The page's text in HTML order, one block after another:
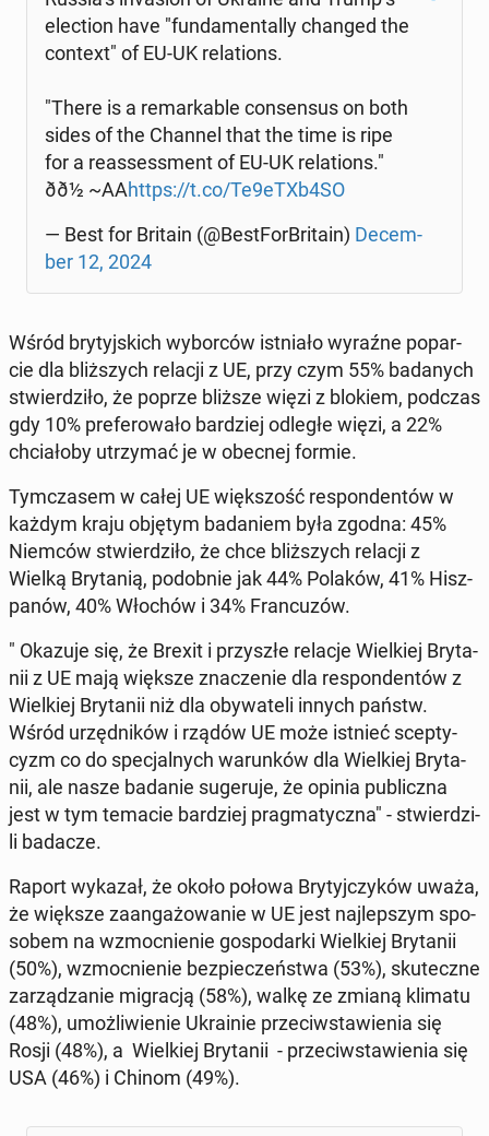
elec­tion have "fun­da­men­tal­ly changed the
context" of EU-UK re­la­tions.
"There is a re­mar­ka­ble con­sen­sus on both
sides of the Channel that the time is ripe
for a re­as­ses­sment of EU-UK re­la­tions."
ðð½ ~AAhttps://t.co/Te9eTXb4SO
— Best for Britain (@Be­st­For­Bri­ta­in) De­cem­
ber 12, 2024
Wśród bry­tyj­skich wy­bor­ców ist­nia­ło wyraźne po­par­
cie dla bliż­szych relacji z UE, przy czym 55% ba­da­nych
stwier­dzi­ło, że poprze bliższe więzi z blokiem, podczas
gdy 10% pre­fe­ro­wa­ło bar­dziej odległe więzi, a 22%
chcia­ło­by utrzy­mać je w obecnej formie.
Tym­cza­sem w całej UE więk­szość re­spon­den­tów w
każdym kraju objętym ba­da­niem była zgodna: 45%
Niemców stwier­dzi­ło, że chce bliż­szych relacji z
Wielką Bry­ta­nią, po­dob­nie jak 44% Polaków, 41% Hisz­
pa­nów, 40% Włochów i 34% Fran­cu­zów.
" Okazuje się, że Brexit i przy­szłe relacje Wiel­kiej Bry­ta­
nii z UE mają większe zna­cze­nie dla re­spon­den­tów z
Wiel­kiej Bry­ta­nii niż dla oby­wa­te­li innych państw.
Wśród urzęd­ni­ków i rządów UE może istnieć scep­ty­
cyzm co do spe­cjal­nych wa­run­ków dla Wiel­kiej Bry­ta­
nii, ale nasze badanie su­ge­ru­je, że opinia pu­blicz­na
jest w tym temacie bar­dziej prag­ma­tycz­na" - stwier­dzi­
li badacze.
Raport wykazał, że około połowa Bry­tyj­czy­ków uważa,
że ​​więk­sze za­an­ga­żo­wa­nie w UE jest naj­lep­szym spo­
so­bem na wzmoc­nie­nie go­spo­dar­ki Wiel­kiej Bry­ta­nii
(50%), wzmoc­nie­nie bez­pie­czeń­stwa (53%), sku­tecz­ne
za­rzą­dza­nie mi­gra­cją (58%), walkę ze zmianą klimatu
(48%), umoż­li­wie­nie Ukra­inie prze­ciw­sta­wie­nia się
Rosji (48%), a Wiel­kiej Bry­ta­nii - prze­ciw­sta­wie­nia się
USA (46%) i Chinom (49%).